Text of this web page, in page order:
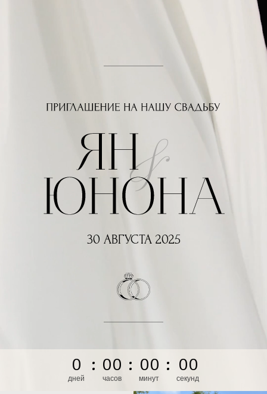
0
дней
: 00
часов
: 00
минут
: 00
секунд
30 АВГУСТА 2025
очень хотим оказаться